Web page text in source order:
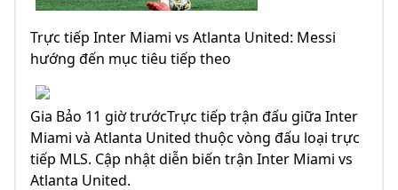
Trực tiếp Inter Miami vs Atlanta United: Messi
hướng đến mục tiêu tiếp theo
Gia Bảo 11 giờ trướcTrực tiếp trận đấu giữa Inter
Miami và Atlanta United thuộc vòng đấu loại trực
tiếp MLS. Cập nhật diễn biến trận Inter Miami vs
Atlanta United.